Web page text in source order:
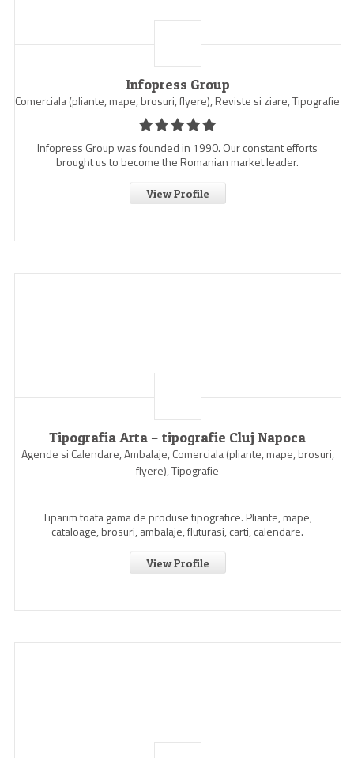
Infopress Group
Comerciala (pliante, mape, brosuri, flyere), Reviste si ziare, Tipografie
Infopress Group was founded in 1990. Our constant efforts
brought us to become the Romanian market leader.
View Profile
Tipografia Arta – tipografie Cluj Napoca
Agende si Calendare, Ambalaje, Comerciala (pliante, mape, brosuri,
flyere), Tipografie
Tiparim toata gama de produse tipografice. Pliante, mape,
cataloage, brosuri, ambalaje, fluturasi, carti, calendare.
View Profile